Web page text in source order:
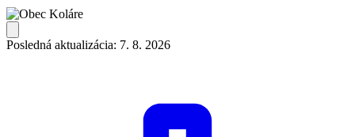
Posledná aktualizácia: 7. 8. 2026